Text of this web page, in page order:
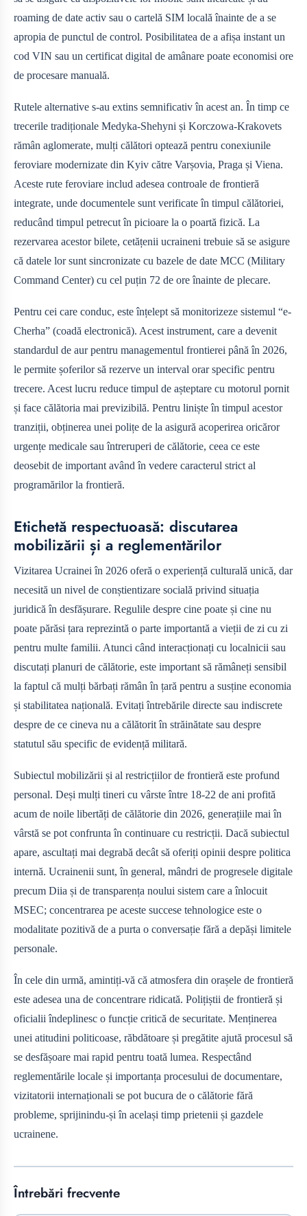
roaming de date activ sau o cartelă SIM locală înainte de a se
apropia de punctul de control. Posibilitatea de a afișa instant un
cod VIN sau un certificat digital de amânare poate economisi ore
de procesare manuală.
Rutele alternative s-au extins semnificativ în acest an. În timp ce
trecerile tradiționale Medyka-Shehyni și Korczowa-Krakovets
rămân aglomerate, mulți călători optează pentru conexiunile
feroviare modernizate din Kyiv către Varșovia, Praga și Viena.
Aceste rute feroviare includ adesea controale de frontieră
integrate, unde documentele sunt verificate în timpul călătoriei,
reducând timpul petrecut în picioare la o poartă fizică. La
rezervarea acestor bilete, cetățenii ucraineni trebuie să se asigure
că datele lor sunt sincronizate cu bazele de date MCC (Military
Command Center) cu cel puțin 72 de ore înainte de plecare.
Pentru cei care conduc, este înțelept să monitorizeze sistemul “e-
Cherha” (coadă electronică). Acest instrument, care a devenit
standardul de aur pentru managementul frontierei până în 2026,
le permite șoferilor să rezerve un interval orar specific pentru
trecere. Acest lucru reduce timpul de așteptare cu motorul pornit
și face călătoria mai previzibilă. Pentru liniște în timpul acestor
tranziții, obținerea unei polițe de la asigură acoperirea oricăror
urgențe medicale sau întreruperi de călătorie, ceea ce este
deosebit de important având în vedere caracterul strict al
programărilor la frontieră.
Etichetă respectuoasă: discutarea
mobilizării și a reglementărilor
Vizitarea Ucrainei în 2026 oferă o experiență culturală unică, dar
necesită un nivel de conștientizare socială privind situația
juridică în desfășurare. Regulile despre cine poate și cine nu
poate părăsi țara reprezintă o parte importantă a vieții de zi cu zi
pentru multe familii. Atunci când interacționați cu localnicii sau
discutați planuri de călătorie, este important să rămâneți sensibil
la faptul că mulți bărbați rămân în țară pentru a susține economia
și stabilitatea națională. Evitați întrebările directe sau indiscrete
despre de ce cineva nu a călătorit în străinătate sau despre
statutul său specific de evidență militară.
Subiectul mobilizării și al restricțiilor de frontieră este profund
personal. Deși mulți tineri cu vârste între 18-22 de ani profită
acum de noile libertăți de călătorie din 2026, generațiile mai în
vârstă se pot confrunta în continuare cu restricții. Dacă subiectul
apare, ascultați mai degrabă decât să oferiți opinii despre politica
internă. Ucrainenii sunt, în general, mândri de progresele digitale
precum Diia și de transparența noului sistem care a înlocuit
MSEC; concentrarea pe aceste succese tehnologice este o
modalitate pozitivă de a purta o conversație fără a depăși limitele
personale.
În cele din urmă, amintiți-vă că atmosfera din orașele de frontieră
este adesea una de concentrare ridicată. Polițiștii de frontieră și
oficialii îndeplinesc o funcție critică de securitate. Menținerea
unei atitudini politicoase, răbdătoare și pregătite ajută procesul să
se desfășoare mai rapid pentru toată lumea. Respectând
reglementările locale și importanța procesului de documentare,
vizitatorii internaționali se pot bucura de o călătorie fără
probleme, sprijinindu-și în același timp prietenii și gazdele
ucrainene.
Întrebări frecvente